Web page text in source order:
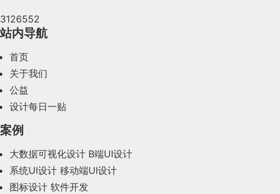
3126552
站内导航
首页
关于我们
公益
设计每日一贴
案例
大数据可视化设计 B端UI设计
系统UI设计 移动端UI设计
图标设计 软件开发